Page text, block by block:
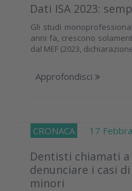
Dati ISA 2023:
Gli studi
anni fa, crescono
dal MEF (2023,
Approfondisci
CRONACA 17
Dentisti chiamati
denunciare i casi
minori